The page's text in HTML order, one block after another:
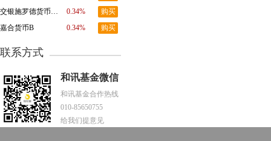
交银施罗德货币市场Ｂ级基金
0.34%
购买
嘉合货币B
0.34% 购买
联系方式
和讯基金微信
和讯基金合作热线
010-85650755
给我们提意见